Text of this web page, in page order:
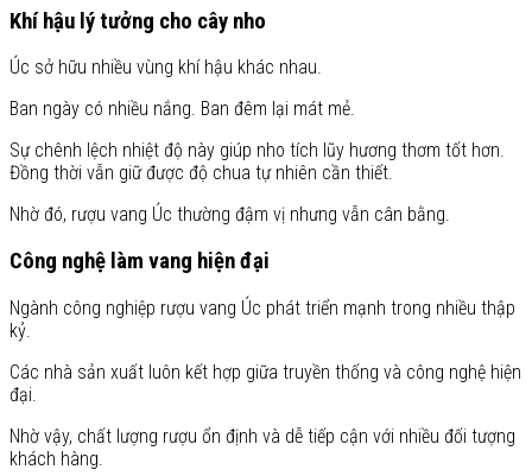
Khí hậu lý tưởng cho cây nho
Úc sở hữu nhiều vùng khí hậu khác nhau.
Ban ngày có nhiều nắng. Ban đêm lại mát mẻ.
Sự chênh lệch nhiệt độ này giúp nho tích lũy hương thơm tốt hơn.
Đồng thời vẫn giữ được độ chua tự nhiên cần thiết.
Nhờ đó, rượu vang Úc thường đậm vị nhưng vẫn cân bằng.
Công nghệ làm vang hiện đại
Ngành công nghiệp rượu vang Úc phát triển mạnh trong nhiều thập
kỷ.
Các nhà sản xuất luôn kết hợp giữa truyền thống và công nghệ hiện
đại.
Nhờ vậy, chất lượng rượu ổn định và dễ tiếp cận với nhiều đối tượng
khách hàng.